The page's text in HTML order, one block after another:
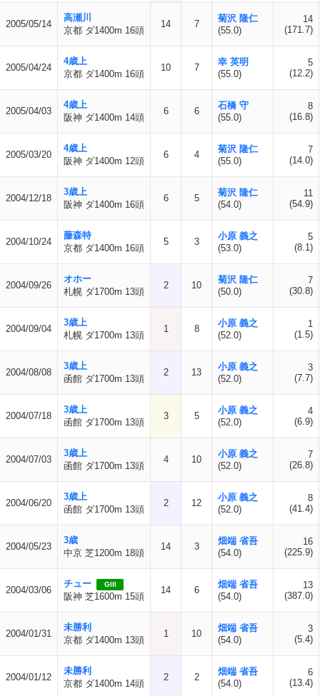
2005/05/14
高瀬川
京都 ダ1400m 16頭
14 7
菊沢 隆仁
(55.0)
14
(171.7)
2005/04/24
4歳上
京都 ダ1400m 16頭
10 7
幸 英明
(55.0)
5
(12.2)
2005/04/03
4歳上
阪神 ダ1400m 14頭
6 6
石橋 守
(55.0)
8
(16.8)
2005/03/20
4歳上
阪神 ダ1400m 12頭
6 4
菊沢 隆仁
(55.0)
7
(14.0)
2004/12/18
3歳上
阪神 ダ1400m 16頭
6 5
菊沢 隆仁
(54.0)
11
(54.9)
2004/10/24
藤森特
京都 ダ1400m 16頭
5 3
小原 義之
(53.0)
5
(8.1)
2004/09/26
オホー
札幌 ダ1700m 13頭
2 10
菊沢 隆仁
(50.0)
7
(30.8)
2004/09/04
3歳上
札幌 ダ1700m 13頭
1 8
小原 義之
(52.0)
1
(1.5)
2004/08/08
3歳上
函館 ダ1700m 13頭
2 13
小原 義之
(52.0)
3
(7.7)
2004/07/18
3歳上
函館 ダ1700m 13頭
3 5
小原 義之
(52.0)
4
(6.9)
2004/07/03
3歳上
函館 ダ1700m 13頭
4 10
小原 義之
(52.0)
7
(26.8)
2004/06/20
3歳上
函館 ダ1700m 13頭
2 12
小原 義之
(52.0)
8
(41.4)
2004/05/23
3歳
中京 芝1200m 18頭
14 3
畑端 省吾
(54.0)
16
(225.9)
2004/03/06
チュー GIII
阪神 芝1600m 15頭
14 6
畑端 省吾
(54.0)
13
(387.0)
2004/01/31
未勝利
京都 ダ1400m 13頭
1 10
畑端 省吾
(54.0)
3
(5.4)
2004/01/12
未勝利
京都 ダ1400m 14頭
2 2
畑端 省吾
(54.0)
6
(13.4)